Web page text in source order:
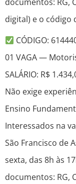
digital) e o código
CÓDIGO:
01 VAGA —
SALÁRIO: R$
Não exige
Ensino
Interessados na
São Francisco de
sexta, das 8h às
documentos: RG,